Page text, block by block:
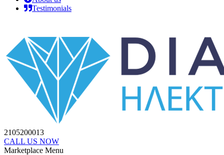
Testimonials
2105200013
CALL US NOW
Marketplace Menu